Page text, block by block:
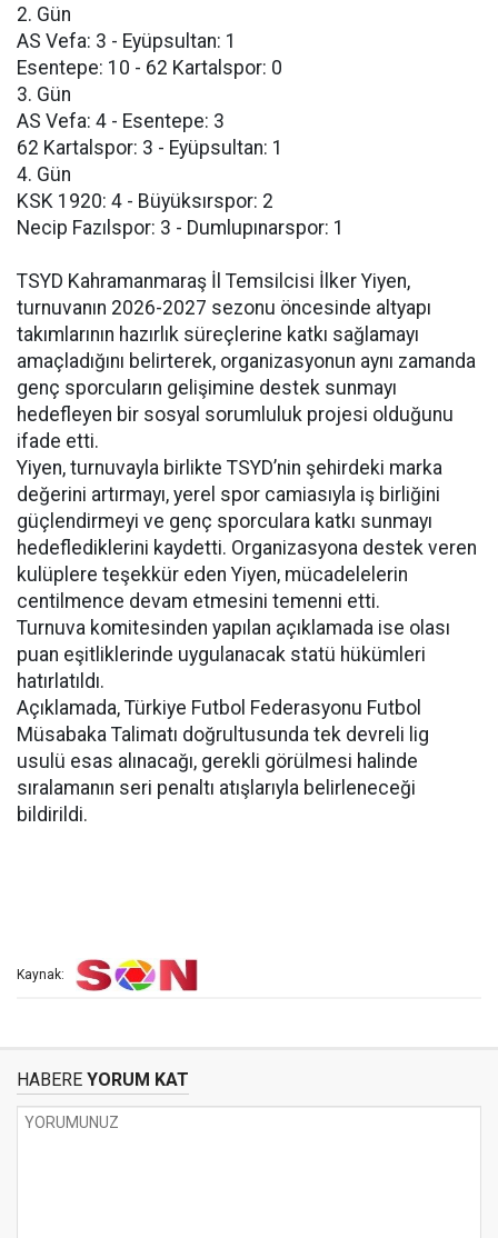
2. Gün
AS Vefa: 3 - Eyüpsultan: 1
Esentepe: 10 - 62 Kartalspor: 0
3. Gün
AS Vefa: 4 - Esentepe: 3
62 Kartalspor: 3 - Eyüpsultan: 1
4. Gün
KSK 1920: 4 - Büyüksırspor: 2
Necip Fazılspor: 3 - Dumlupınarspor: 1
TSYD Kahramanmaraş İl Temsilcisi İlker Yiyen,
turnuvanın 2026-2027 sezonu öncesinde altyapı
takımlarının hazırlık süreçlerine katkı sağlamayı
amaçladığını belirterek, organizasyonun aynı zamanda
genç sporcuların gelişimine destek sunmayı
hedefleyen bir sosyal sorumluluk projesi olduğunu
ifade etti.
Yiyen, turnuvayla birlikte TSYD’nin şehirdeki marka
değerini artırmayı, yerel spor camiasıyla iş birliğini
güçlendirmeyi ve genç sporculara katkı sunmayı
hedeflediklerini kaydetti. Organizasyona destek veren
kulüplere teşekkür eden Yiyen, mücadelelerin
centilmence devam etmesini temenni etti.
Turnuva komitesinden yapılan açıklamada ise olası
puan eşitliklerinde uygulanacak statü hükümleri
hatırlatıldı.
Açıklamada, Türkiye Futbol Federasyonu Futbol
Müsabaka Talimatı doğrultusunda tek devreli lig
usulü esas alınacağı, gerekli görülmesi halinde
sıralamanın seri penaltı atışlarıyla belirleneceği
bildirildi.
Kaynak:
HABERE YORUM KAT